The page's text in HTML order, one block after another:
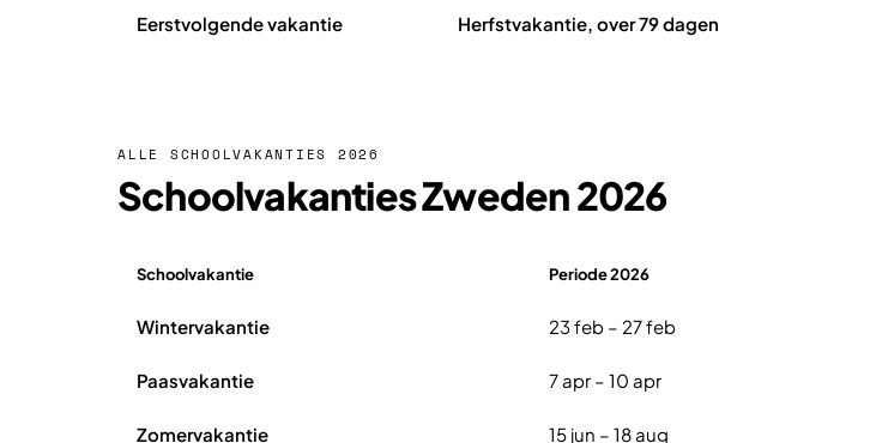
Eerstvolgende vakantie Herfstvakantie, over 79 dagen
ALLE SCHOOLVAKANTIES 2026
Schoolvakanties Zweden 2026
Schoolvakantie Periode 2026
Wintervakantie 23 feb – 27 feb
Paasvakantie 7 apr – 10 apr
Zomervakantie 15 jun – 18 aug